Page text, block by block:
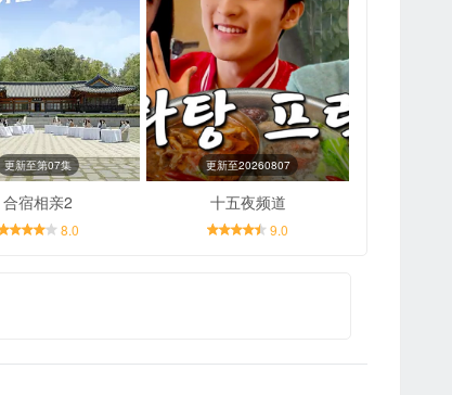
更新至第07集
合宿相亲2
8.0
更新至20260807
十五夜频道
9.0